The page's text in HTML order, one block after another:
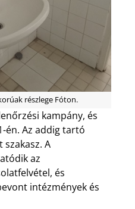
részlege Fóton.
kampány, és
én. Az addig tartó
A
az
és
intézmények és